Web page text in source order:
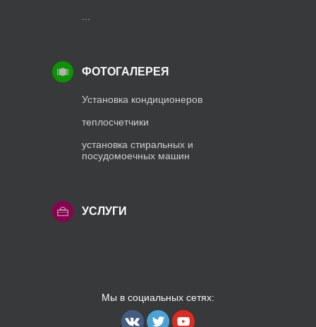
ФОТОГАЛЕРЕЯ
Установка кондиционеров
теплосчетчики
установка стиральных и
посудомоечных машин
УСЛУГИ
Мы в социальных сетях: